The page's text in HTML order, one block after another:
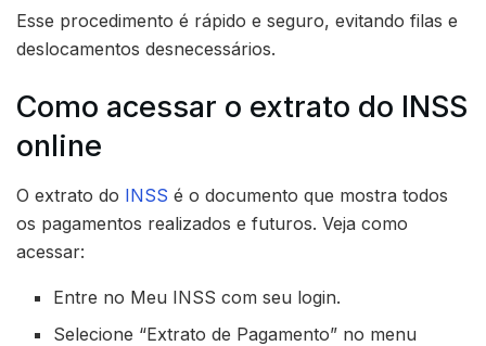
Esse procedimento é rápido e seguro, evitando filas e
deslocamentos desnecessários.
Como acessar o extrato do INSS
online
O extrato do INSS é o documento que mostra todos
os pagamentos realizados e futuros. Veja como
acessar:
Entre no Meu INSS com seu login.
Selecione “Extrato de Pagamento” no menu